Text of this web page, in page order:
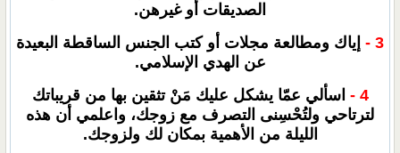
الصديقات أو غيرهن.
3 -
إياك ومطالعة مجلات أو كتب الجنس الساقطة البعيدة
عن الهدي الإسلامي.
4 -
اسألي عمّا يشكل عليك مَنْ تثقين بها من قريباتك
لترتاحي ولتُحْسِنى التصرف مع زوجك، واعلمي أن هذه
الليلة من الأهمية بمكان لك ولزوجك.